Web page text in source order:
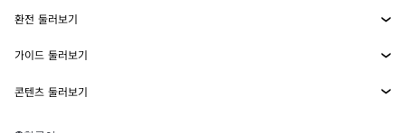
MetaMask Connect
Snaps
웹3 서비스
보안
고객 지원
채용
이더리움 가격
솔라나 가격
환전 둘러보기
ETH를 USD로 환전
USDT를 INR로 환전
가이드 둘러보기
ETH 매수
콘텐츠 둘러보기